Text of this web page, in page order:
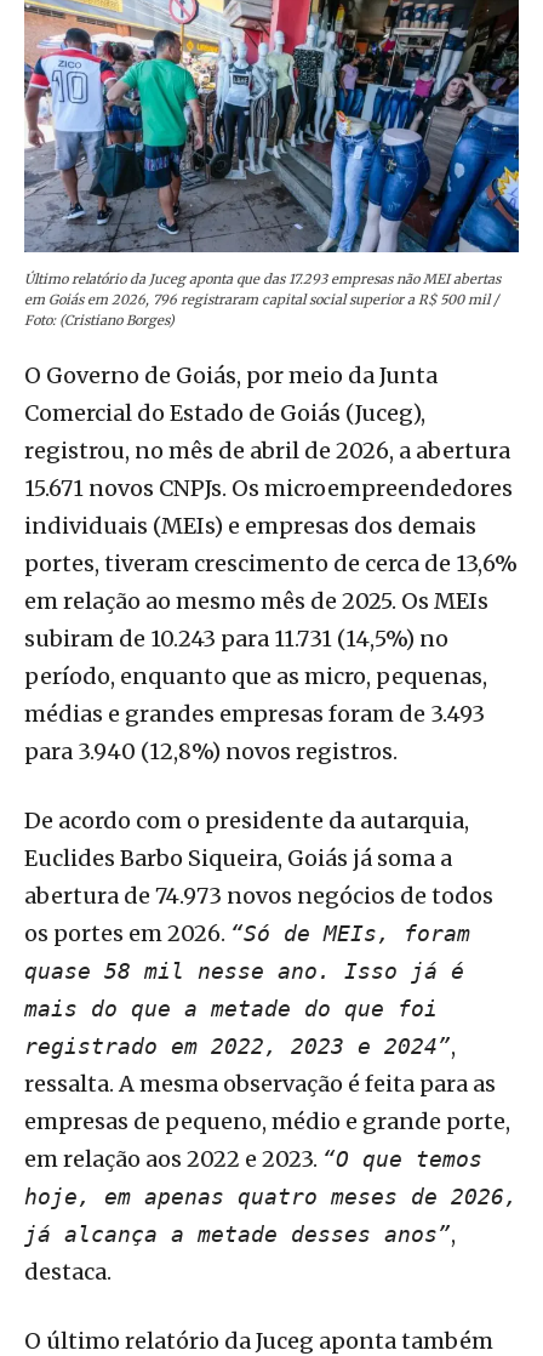
Último relatório da Juceg aponta que das 17.293 empresas não MEI abertas
em Goiás em 2026, 796 registraram capital social superior a R$ 500 mil /
Foto: (Cristiano Borges)
O Governo de Goiás, por meio da Junta
Comercial do Estado de Goiás (Juceg),
registrou, no mês de abril de 2026, a abertura
15.671 novos CNPJs. Os microempreendedores
individuais (MEIs) e empresas dos demais
portes, tiveram crescimento de cerca de 13,6%
em relação ao mesmo mês de 2025. Os MEIs
subiram de 10.243 para 11.731 (14,5%) no
período, enquanto que as micro, pequenas,
médias e grandes empresas foram de 3.493
para 3.940 (12,8%) novos registros.
De acordo com o presidente da autarquia,
Euclides Barbo Siqueira, Goiás já soma a
abertura de 74.973 novos negócios de todos
os portes em 2026. “Só de MEIs, foram
quase 58 mil nesse ano. Isso já é
mais do que a metade do que foi
registrado em 2022, 2023 e 2024”,
ressalta. A mesma observação é feita para as
empresas de pequeno, médio e grande porte,
em relação aos 2022 e 2023. “O que temos
hoje, em apenas quatro meses de 2026,
já alcança a metade desses anos”,
destaca.
O último relatório da Juceg aponta também